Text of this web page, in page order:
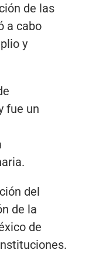
de las
a cabo
y
fue un
del
de la
de